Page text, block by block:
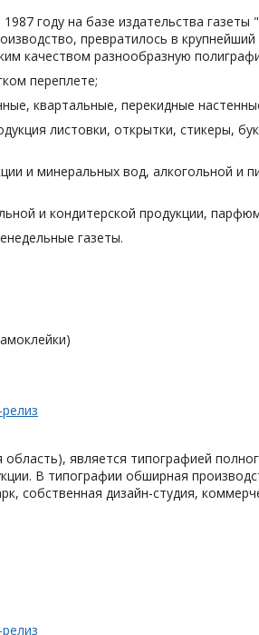
году на базе издательства
превратилось в
качеством разнообразную
переплете;
квартальные, перекидные
листовки, открытки, стикеры,
и минеральных вод, алкогольной
и кондитерской продукции,
газеты.
является типографией
В типографии обширная
собственная дизайн-студия,